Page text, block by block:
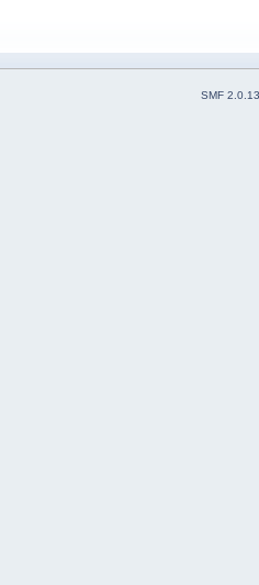
SMF 2.0.13